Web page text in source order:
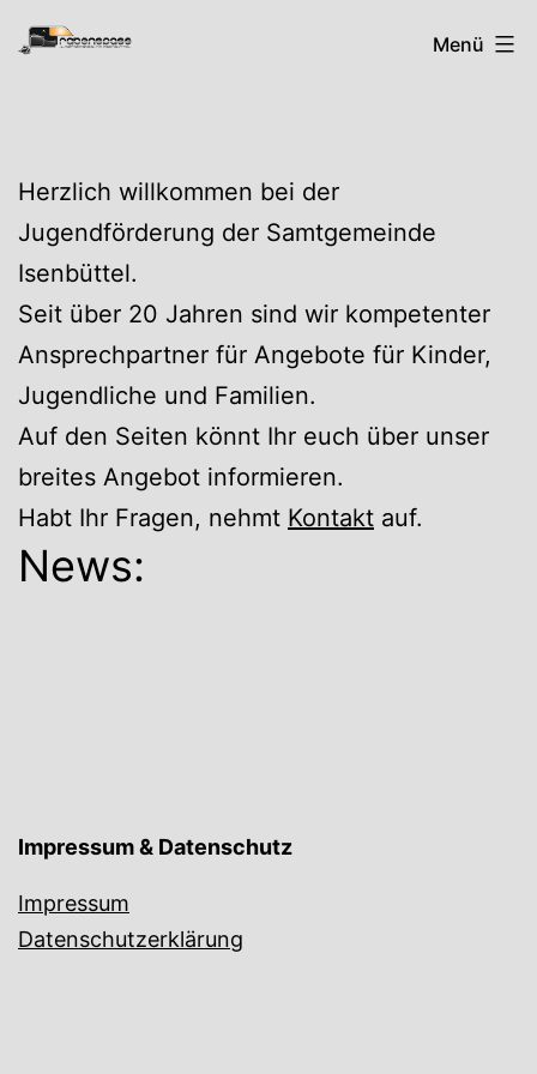
Zum
Inhalt
RabenspassMenü
Herzlich willkommen bei der
Jugendförderung der Samtgemeinde
Isenbüttel.
Seit über 20 Jahren sind wir kompetenter
Ansprechpartner für Angebote für Kinder,
Jugendliche und Familien.
Auf den Seiten könnt Ihr euch über unser
breites Angebot informieren.
Habt Ihr Fragen, nehmt Kontakt auf.
News:
Impressum & Datenschutz
Impressum
Datenschutzerklärung